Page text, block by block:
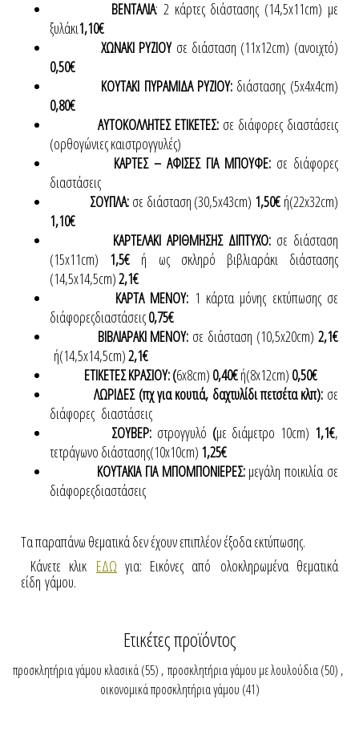
ΒΕΝΤΑΛΙΑ: 2 κάρτες διάστασης (14,5x11cm) με
ξυλάκι1,10€
ΧΩΝΑΚΙ ΡΥΖΙΟΥ σε διάσταση (11x12cm) (ανοιχτό)
0,50€
ΚΟΥΤΑΚΙ ΠΥΡΑΜΙΔΑ ΡΥΖΙΟΥ: διάστασης (5x4x4cm)
0,80€
ΑΥΤΟΚΟΛΛΗΤΕΣ ΕΤΙΚΕΤΕΣ: σε διάφορες διαστάσεις
(ορθογώνιες καιστρογγυλές)
ΚΑΡΤΕΣ – ΑΦΙΣΕΣ ΓΙΑ ΜΠΟΥΦΕ: σε διάφορες
διαστάσεις
ΣΟΥΠΛΑ: σε διάσταση (30,5x43cm) 1,50€ ή(22x32cm)
1,10€
ΚΑΡΤΕΛΑΚΙ ΑΡΙΘΜΗΣΗΣ ΔΙΠΤΥΧΟ: σε διάσταση
(15x11cm) 1,5€ ή ως σκληρό βιβλιαράκι διάστασης
(14,5x14,5cm)2,1€
ΚΑΡΤΑ ΜΕΝΟΥ: 1 κάρτα μόνης εκτύπωσης σε
διάφορεςδιαστάσεις0,75€
ΒΙΒΛΙΑΡΑΚΙ ΜΕΝΟΥ: σε διάσταση (10,5x20cm) 2,1€
ή(14,5x14,5cm)2,1€
ΕΤΙΚΕΤΕΣ ΚΡΑΣΙΟΥ: (6x8cm) 0,40€ή(8x12cm) 0,50€
ΛΩΡΙΔΕΣ (πχ για κουτιά, δαχτυλίδι πετσέτα κλπ): σε
διάφορες διαστάσεις
ΣΟΥΒΕΡ: στρογγυλό (με διάμετρο 10cm) 1,1€,
τετράγωνο διάστασης(10x10cm) 1,25€
ΚΟΥΤΑΚΙΑ ΓΙΑ ΜΠΟΜΠΟΝΙΕΡΕΣ: μεγάλη ποικιλία σε
διάφορεςδιαστάσεις
Τα παραπάνω θεματικά δεν έχουν επιπλέον έξοδα εκτύπωσης.
Κάνετε κλικ ΕΔΩ για: Εικόνες από ολοκληρωμένα θεματικά
είδη γάμου.
Ετικέτες προϊόντος
προσκλητήρια γάμου κλασικά (55) , προσκλητήρια γάμου με λουλούδια (50) ,
οικονομικά προσκλητήρια γάμου (41)